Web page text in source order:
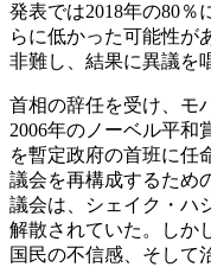
発表では2018年の80％
らに低かった可能性が
非難し、結果に異議を
首相の辞任を受け、モ
2006年のノーベル平和
を暫定政府の首班に任
議会を再構成するため
議会は、シェイク・ハ
解散されていた。しか
国民の不信感、そして